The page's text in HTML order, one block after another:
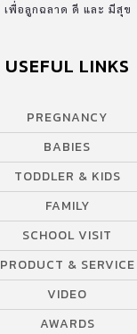
เพื่อลูกฉลาด ดี และ มีสุข
USEFUL LINKS
PREGNANCY
BABIES
TODDLER & KIDS
FAMILY
SCHOOL VISIT
PRODUCT & SERVICE
VIDEO
AWARDS